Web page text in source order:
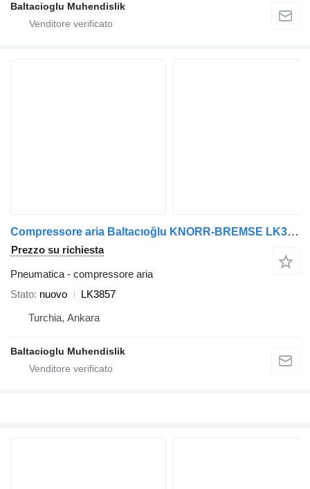
Baltacioglu Muhendislik
Compressore aria Baltacıoğlu KNORR-BREMSE LK3857 per autobus
Prezzo su richiesta
Pneumatica - compressore aria
Stato nuovo
LK3857
Turchia, Ankara
Baltacioglu Muhendislik